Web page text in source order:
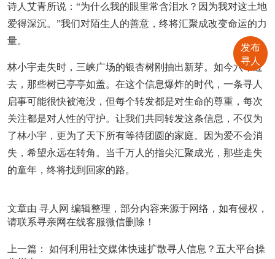
诗人艾青所说：“为什么我的眼里常含泪水？因为我对这土地
爱得深沉。”我们对陌生人的善意，终将汇聚成改变命运的力
量。
林小宇走失时，三峡广场的银杏树刚抽出新芽。如今六年过
去，那些树已亭亭如盖。在这个信息爆炸的时代，一条寻人
启事可能很快被淹没，但每个转发都是对生命的尊重，每次
关注都是对人性的守护。让我们共同转发这条信息，不仅为
了林小宇，更为了天下所有等待团圆的家庭。因为爱不会消
失，希望永远在转角。当千万人的指尖汇聚成光，那些走失
的童年，终将找到回家的路。
文章由 寻人网 编辑整理，部分内容来源于网络，如有侵权，
请联系寻亲网在线客服微信删除！
上一篇： 如何利用社交媒体快速扩散寻人信息？五大平台操
发布
寻人